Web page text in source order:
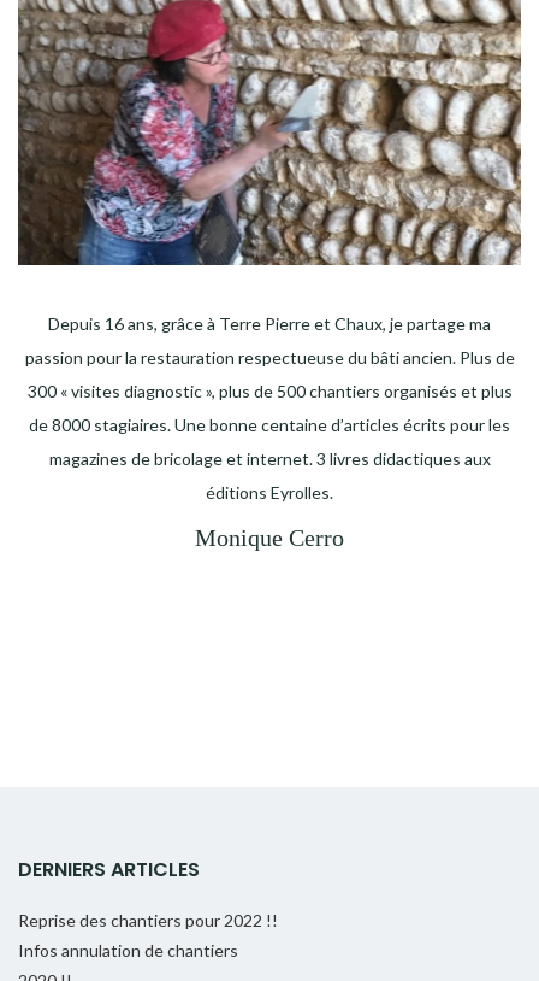
Depuis 16 ans, grâce à Terre Pierre et Chaux, je partage ma
passion pour la restauration respectueuse du bâti ancien. Plus de
300 « visites diagnostic », plus de 500 chantiers organisés et plus
de 8000 stagiaires. Une bonne centaine d’articles écrits pour les
magazines de bricolage et internet. 3 livres didactiques aux
éditions Eyrolles.
Monique Cerro
DERNIERS ARTICLES
Reprise des chantiers pour 2022 !!
Infos annulation de chantiers